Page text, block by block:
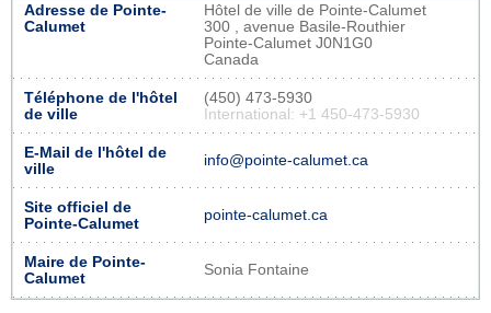
Adresse de Pointe-
Calumet
Hôtel de ville de Pointe-Calumet
300 , avenue Basile-Routhier
Pointe-Calumet J0N1G0
Canada
Téléphone de l'hôtel
de ville
(450) 473-5930
International: +1 450-473-5930
E-Mail de l'hôtel de
ville
info@pointe-calumet.ca
Site officiel de
Pointe-Calumet
pointe-calumet.ca
Maire de Pointe-
Calumet
Sonia Fontaine